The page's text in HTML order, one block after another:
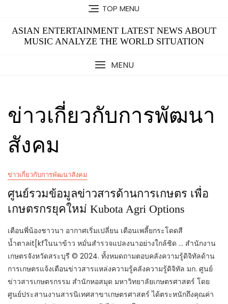
content
TOP MENU
ASIAN ENTERTAINMENT LATEST NEWS ABOUT
MUSIC ANALYZE THE WORLD SITUATION
MENU
ข่าวเกี่ยวกับการพัฒนา
สังคม
ข่าวเกี่ยวกับการพัฒนาสังคม
ศูนย์รวมข้อมูลข่าวสารด้านการเกษตร เพื่อ
เกษตรกรยุคใหม่ Kubota Agri Options
เตือนพี่น้องชาวนา​ อากาศเริ่มเปลี่ยน เตือนเพลี้ยกระโดดสี
น้ำตาลit[kfในนาข้าว หมั่นสำรวจแปลงนาอย่างใกล้ชิด … สำนักงาน
เกษตรจังหวัดสระบุรี © 2024. ทั้งหมดถามตอบคลังความรู้ดิจิทัลด้าน
การเกษตรแจ้งเตือนข่าวสารแหล่งความรู้คลังความรู้ดิจิทัล มก. ศูนย์
ข่าวสารเกษตรกรรม สำนักหอสมุด มหาวิทยาลัยเกษตรศาสตร์ โดย
ศูนย์ประสานงานสารนิเทศสาขาเกษตรศาสตร์ ได้ตระหนักถึงคุณค่า